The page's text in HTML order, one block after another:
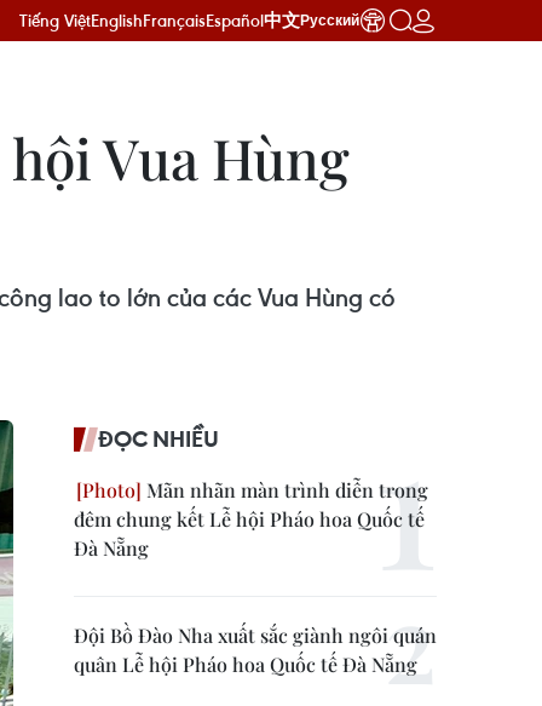
Tiếng ViệtEnglishFrançaisEspañol中文Русский
Vua Hùng
lao to lớn của các Vua Hùng có
ĐỌC NHIỀU
Mãn nhãn màn trình diễn trong
đêm chung kết Lễ hội Pháo hoa Quốc tế
Đà Nẵng
Đội Bồ Đào Nha xuất sắc giành ngôi quán
quân Lễ hội Pháo hoa Quốc tế Đà Nẵng